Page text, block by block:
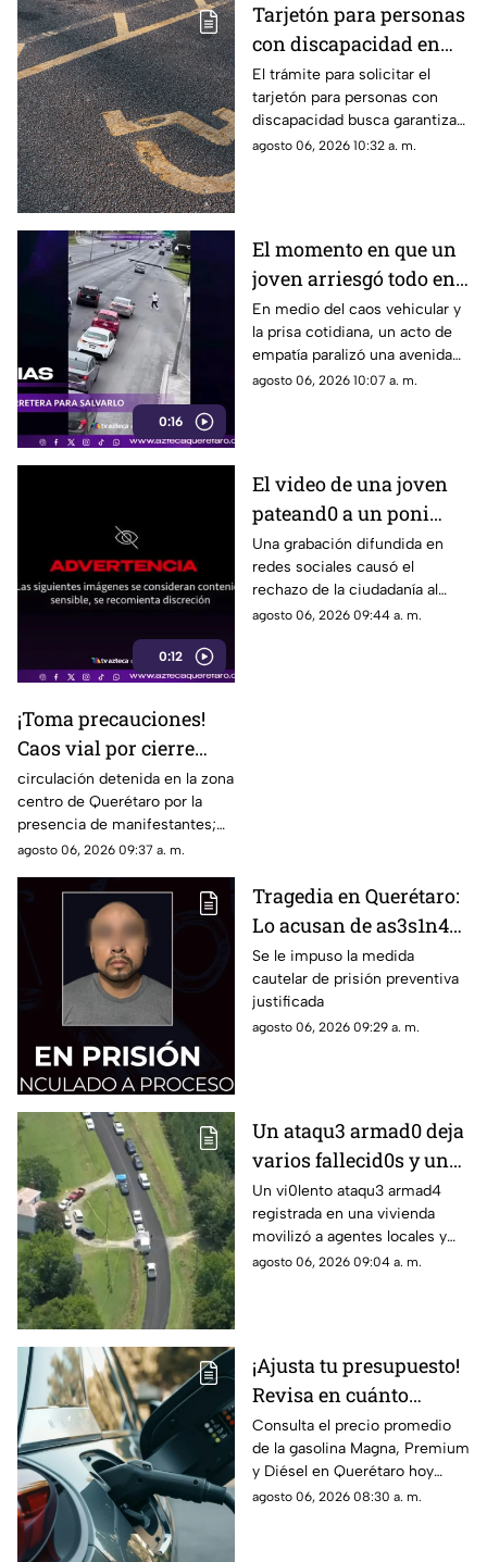
Tarjetón para personas
con discapacidad en
Querétaro: la guía
completa para
solicitarlo este año
El trámite para solicitar el
tarjetón para personas con
discapacidad busca garantizar
el derecho a una movilidad
agosto 06, 2026 10:32 a. m.
0:16
El momento en que un
joven arriesgó todo en
plena avenida para
rescatar a un perro
asustado
En medio del caos vehicular y
la prisa cotidiana, un acto de
empatía paralizó una avenida
cuando un joven detuvo el
agosto 06, 2026 10:07 a. m.
0:12
El video de una joven
pateand0 a un poni
crea indignación en
redes
Una grabación difundida en
redes sociales causó el
rechazo de la ciudadanía al
mostrar el momento en que
agosto 06, 2026 09:44 a. m.
¡Toma precauciones!
Caos vial por cierre
total en importante
calle del Centro
Histórico de Querétaro
circulación detenida en la zona
centro de Querétaro por la
presencia de manifestantes;
Consulta las calles afectadas y
agosto 06, 2026 09:37 a. m.
Tragedia en Querétaro:
Lo acusan de as3s1n4r
al exesposo de su
pareja
Se le impuso la medida
cautelar de prisión preventiva
justificada
agosto 06, 2026 09:29 a. m.
Un ataqu3 armad0 deja
varios fallecid0s y un
herido en una
vivienda: esto es lo que
han confirmado las
autoridades
Un vi0lento ataqu3 armad4
registrada en una vivienda
movilizó a agentes locales y
estatales; se confirman varias
agosto 06, 2026 09:04 a. m.
¡Ajusta tu presupuesto!
Revisa en cuánto
amanece el litro de
gasolina este jueves
Consulta el precio promedio
de la gasolina Magna, Premium
y Diésel en Querétaro hoy
jueves 6 de agosto
agosto 06, 2026 08:30 a. m.